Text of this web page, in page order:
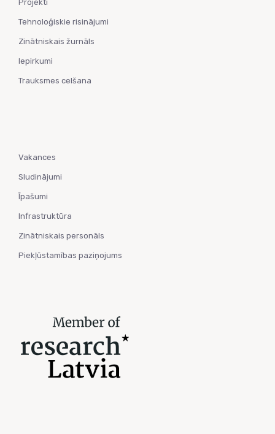
Projekti
Tehnoloģiskie risinājumi
Zinātniskais žurnāls
Iepirkumi
Trauksmes celšana
Vakances
Sludinājumi
Īpašumi
Infrastruktūra
Zinātniskais personāls
Piekļūstamības paziņojums